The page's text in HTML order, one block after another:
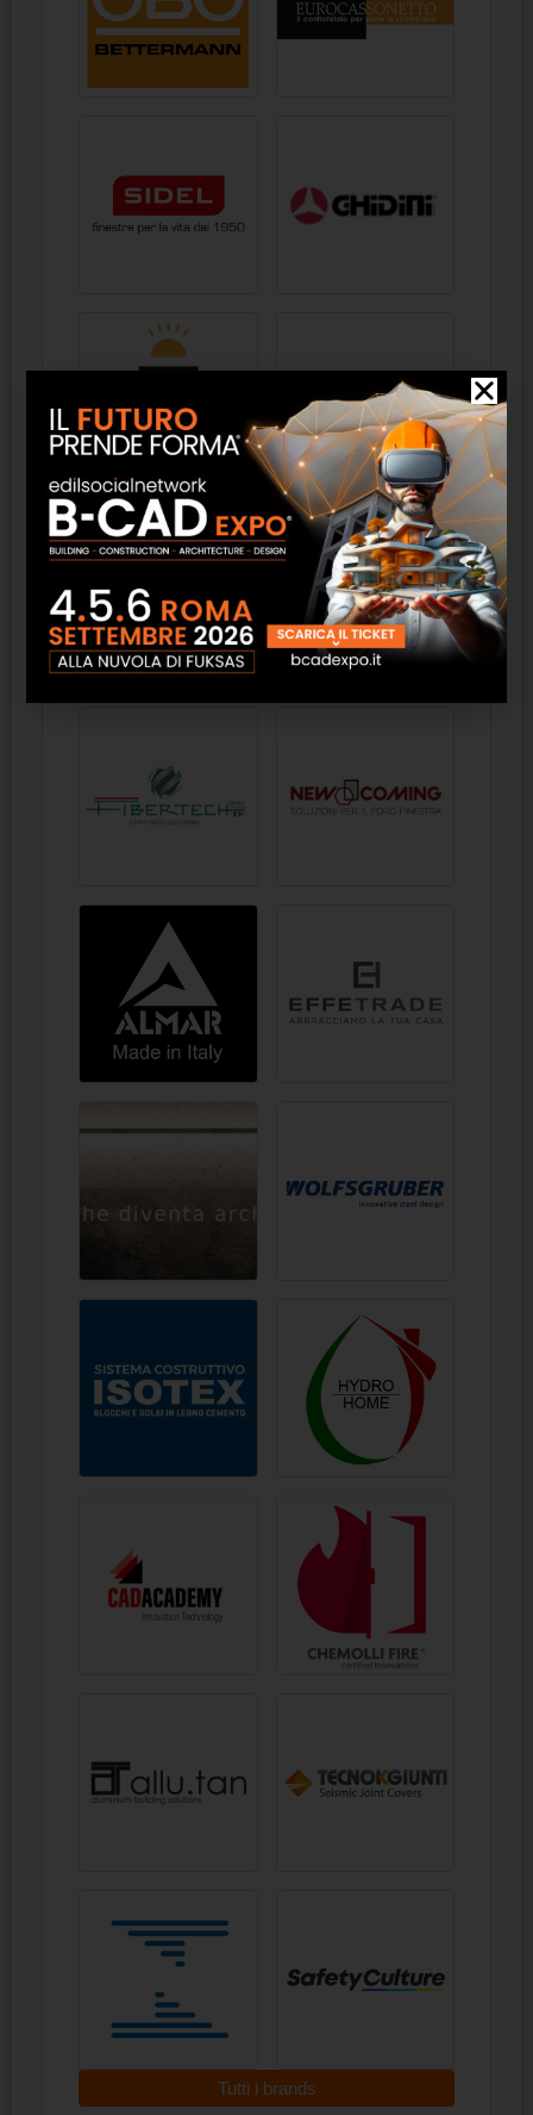
Tutti i brands